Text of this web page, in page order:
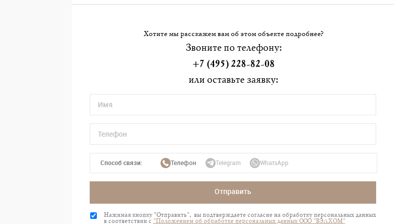
Хотите мы расскажем вам об этом объекте подробнее?
Звоните по телефону:
+7 (495) 228-82-08
или оставьте заявку:
Способ связи: Телефон Telegram WhatsApp
Отправить
Нажимая кнопку "Отправить", вы подтверждаете согласие на обработку персональных данных
в соответствии с "Положением об обработке персональных данных ООО "ВЭЛХОМ"